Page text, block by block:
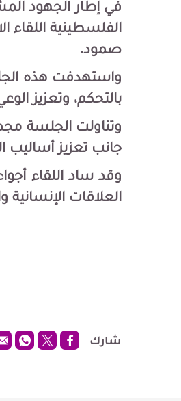
في إطار الجهود
الفلسطينية
صمود.
واستهدفت هذه
بالتحكم، وتعزيز
وتناولت الجلسة
جانب تعزيز أساليب
وقد ساد اللقاء
العلاقات
شارك